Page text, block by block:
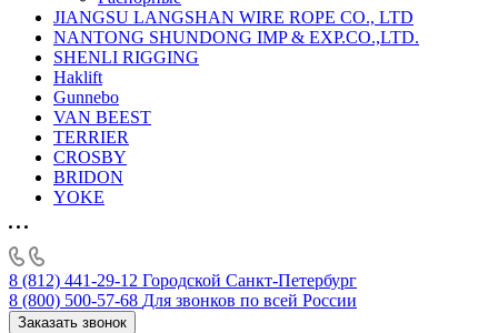
JIANGSU LANGSHAN WIRE ROPE CO., LTD
NANTONG SHUNDONG IMP & EXP.CO.,LTD.
SHENLI RIGGING
Haklift
Gunnebo
VAN BEEST
TERRIER
CROSBY
BRIDON
YOKE
8 (812) 441-29-12 Городской Санкт-Петербург
8 (800) 500-57-68 Для звонков по всей России
Заказать звонок